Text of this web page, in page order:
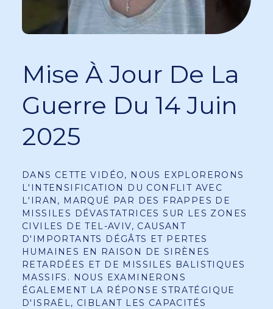
Mise À Jour De La
Guerre Du 14 Juin
2025
DANS CETTE VIDÉO, NOUS EXPLORERONS
L'INTENSIFICATION DU CONFLIT AVEC
L'IRAN, MARQUÉ PAR DES FRAPPES DE
MISSILES DÉVASTATRICES SUR LES ZONES
CIVILES DE TEL-AVIV, CAUSANT
D'IMPORTANTS DÉGÂTS ET PERTES
HUMAINES EN RAISON DE SIRÈNES
RETARDÉES ET DE MISSILES BALISTIQUES
MASSIFS. NOUS EXAMINERONS
ÉGALEMENT LA RÉPONSE STRATÉGIQUE
D'ISRAËL, CIBLANT LES CAPACITÉS